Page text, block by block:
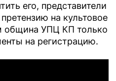
его, представители
на культовое
община УПЦ КП только
на регистрацию.